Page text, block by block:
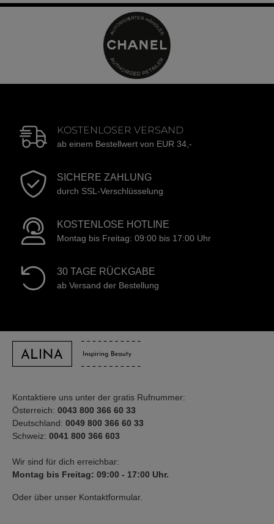
KOSTENLOSER VERSAND
ab einem Bestellwert von EUR 34,-
SICHERE ZAHLUNG
durch SSL-Verschlüsselung
KOSTENLOSE HOTLINE
Montag bis Freitag: 09:00 bis 17:00 Uhr
30 TAGE RÜCKGABE
ab Versand der Bestellung
Kontaktiere uns unter der gratis Rufnummer:
Österreich: 0043 800 366 60 33
Deutschland: 0049 800 366 60 33
Schweiz: 0041 800 366 603
Wir sind für dich erreichbar:
Montag bis Freitag: 09:00 - 17:00 Uhr.
Oder über unser Kontaktformular.